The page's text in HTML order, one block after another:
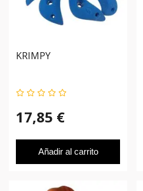
KRIMPY
17,85 €
Añadir al carrito